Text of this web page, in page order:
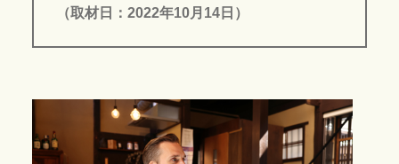
（取材日：2022年10月14日）